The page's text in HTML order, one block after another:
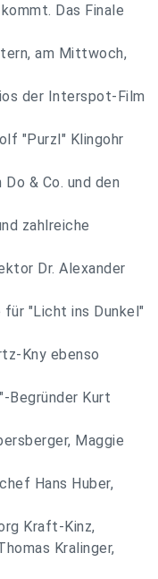
Das Finale
am Mittwoch,
der Interspot-Film
"Purzl" Klingohr
& Co. und den
zahlreiche
Dr. Alexander
"Licht ins Dunkel"
Kny ebenso
Begründer Kurt
Maggie
Hans Huber,
Kraft-Kinz,
Kralinger,